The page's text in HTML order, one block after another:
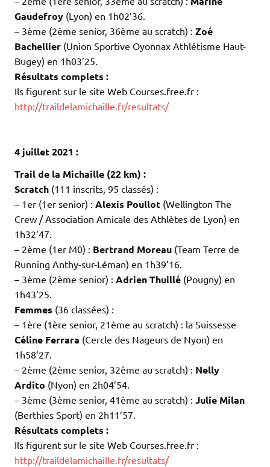
Gaudefroy (Lyon) en 1h02’36.
– 3ème (2ème senior, 36ème au scratch) : Zoé
Bachellier (Union Sportive Oyonnax Athlétisme Haut-
Bugey) en 1h03’25.
Résultats complets :
Ils figurent sur le site Web Courses.free.fr :
http://traildelamichaille.fr/resultats/
4 juillet 2021 :
Trail de la Michaille (22 km) :
Scratch (111 inscrits, 95 classés) :
– 1er (1er senior) : Alexis Poullot (Wellington The
Crew / Association Amicale des Athlètes de Lyon) en
1h32’47.
– 2ème (1er M0) : Bertrand Moreau (Team Terre de
Running Anthy-sur-Léman) en 1h39’16.
– 3ème (2ème senior) : Adrien Thuillé (Pougny) en
1h43’25.
Femmes (36 classées) :
– 1ère (1ère senior, 21ème au scratch) : la Suissesse
Céline Ferrara (Cercle des Nageurs de Nyon) en
1h58’27.
– 2ème (2ème senior, 32ème au scratch) : Nelly
Ardito (Nyon) en 2h04’54.
– 3ème (3ème senior, 41ème au scratch) : Julie Milan
(Berthies Sport) en 2h11’57.
Résultats complets :
Ils figurent sur le site Web Courses.free.fr :
http://traildelamichaille.fr/resultats/